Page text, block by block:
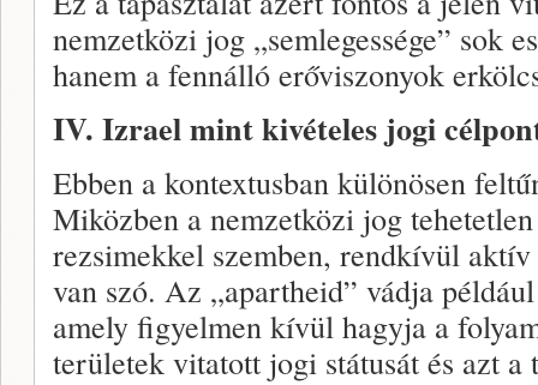
nemzetközi jog „semlegessége” sok
hanem a fennálló erőviszonyok
IV. Izrael mint kivételes jogi
Ebben a kontextusban különösen
Miközben a nemzetközi jog
rezsimekkel szemben, rendkívül
van szó. Az „apartheid” vádja
amely figyelmen kívül hagyja a
területek vitatott jogi státusát és azt